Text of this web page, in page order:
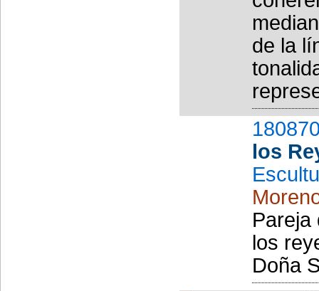
de la
los
Pareja
los
Doña